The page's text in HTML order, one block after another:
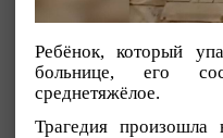
Ребёнок, который
больнице, его
среднетяжёлое.
Трагедия произошла